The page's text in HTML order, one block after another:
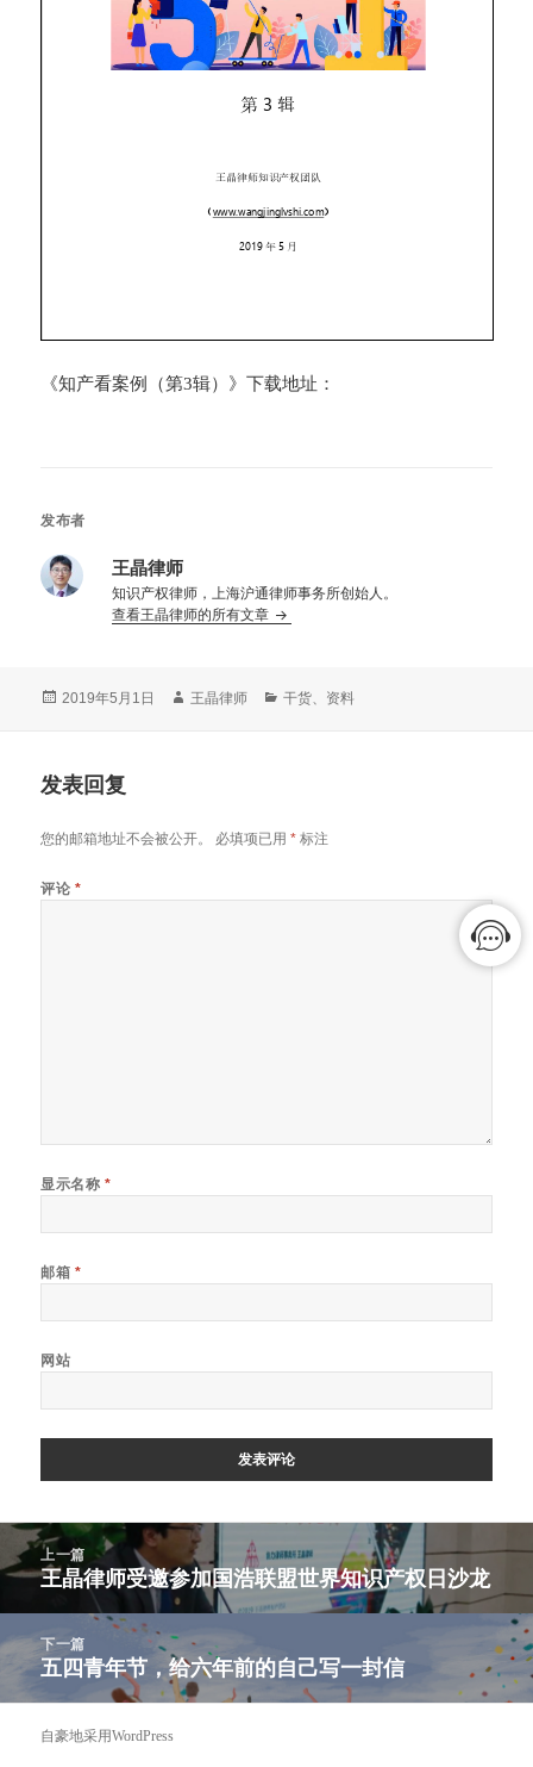
《知产看案例（第3辑）》下载地址：
发布者
王晶律师
知识产权律师，上海沪通律师事务所创始人。
查看王晶律师的所有文章
发
2019年5月1日
作
王晶律师
分
干货、 资料
发表回复
您的邮箱地址不会被公开。 必填项已用* 标注
评论 *
显示名称 *
邮箱 *
网站
章
上一篇
上
文
章：
王晶律师受邀参加国浩联盟世界知识产权日沙龙
下一篇
下
文
五四青年节，给六年前的自己写一封信
自豪地采用WordPress